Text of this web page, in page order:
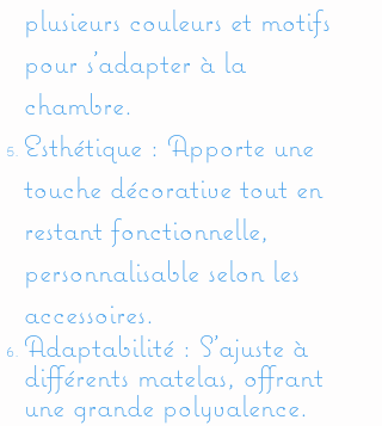
plusieurs couleurs et motifs
pour s'adapter à la
chambre.
Esthétique : Apporte une
touche décorative tout en
restant fonctionnelle,
personnalisable selon les
accessoires.
Adaptabilité : S’ajuste à
différents matelas, offrant
une grande polyvalence.